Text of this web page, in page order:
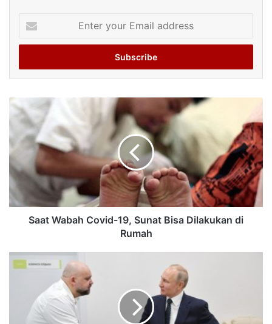
your
Email
Saat Wabah Covid-19, Sunat Bisa Dilakukan di
Rumah